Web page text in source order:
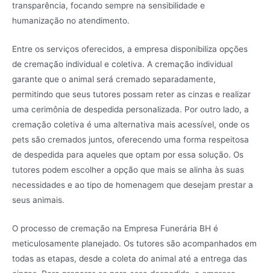
transparência, focando sempre na sensibilidade e
humanização no atendimento.
Entre os serviços oferecidos, a empresa disponibiliza opções
de cremação individual e coletiva. A cremação individual
garante que o animal será cremado separadamente,
permitindo que seus tutores possam reter as cinzas e realizar
uma cerimônia de despedida personalizada. Por outro lado, a
cremação coletiva é uma alternativa mais acessível, onde os
pets são cremados juntos, oferecendo uma forma respeitosa
de despedida para aqueles que optam por essa solução. Os
tutores podem escolher a opção que mais se alinha às suas
necessidades e ao tipo de homenagem que desejam prestar a
seus animais.
O processo de cremação na Empresa Funerária BH é
meticulosamente planejado. Os tutores são acompanhados em
todas as etapas, desde a coleta do animal até a entrega das